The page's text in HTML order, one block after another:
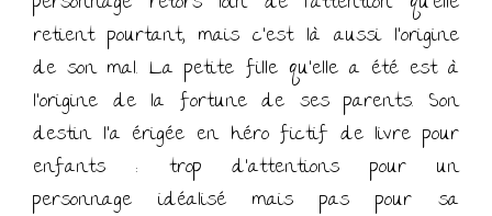
retient pourtant, mais c’est là aussi l’origine
de son mal. La petite fille qu’elle a été est à
l’origine de la fortune de ses parents. Son
destin l’a érigée en héro fictif de livre pour
enfants : trop d’attentions pour un
personnage idéalisé mais pas pour sa